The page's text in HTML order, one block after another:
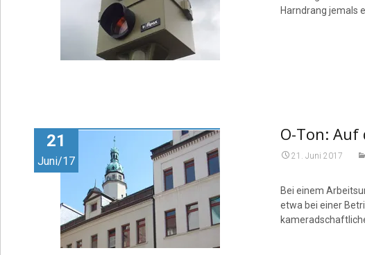
Harndrang jemals
21
Juni/17
O-Ton:
21. Juni 2017
Bei einem
etwa bei einer